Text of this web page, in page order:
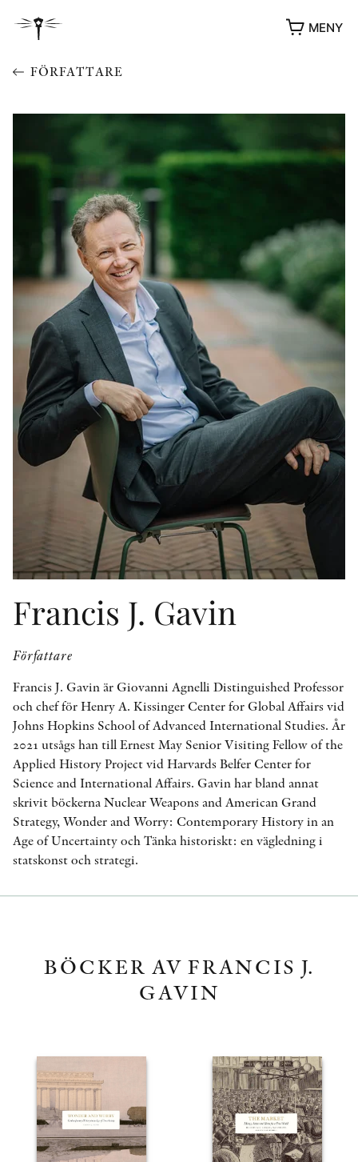
MENY
YUKIKO OCH PATRIK MÖTER
STOLPE STORIES
VIDEOGALLERI
UTMÄRKELSER
ÖVRIGA FORMAT
KONTAKT
PRESSKONTAKT
PEER REVIEW-PROCESSEN
FÖRFATTARE
Francis J. Gavin
Författare
Francis J. Gavin är Giovanni Agnelli Distinguished Professor
och chef för Henry A. Kissinger Center for Global Affairs vid
Johns Hopkins School of Advanced International Studies. År
2021 utsågs han till Ernest May Senior Visiting Fellow of the
Applied History Project vid Harvards Belfer Center for
Science and International Affairs. Gavin har bland annat
skrivit böckerna Nuclear Weapons and American Grand
Strategy, Wonder and Worry: Contemporary History in an
Age of Uncertainty och Tänka historiskt: en vägledning i
statskonst och strategi.
BÖCKER AV FRANCIS J.
GAVIN